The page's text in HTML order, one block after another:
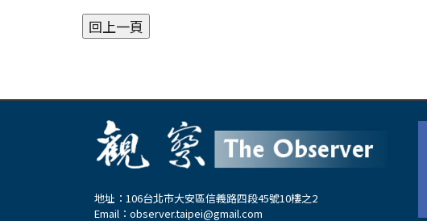
地址：106台北市大安區信義路四段45號10樓之2
Email： observer.taipei@gmail.com